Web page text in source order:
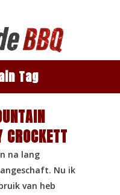
Tag
CROCKETT
na lang
Nu ik
van heb